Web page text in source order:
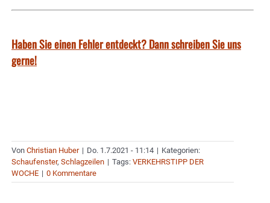
Haben Sie einen Fehler entdeckt? Dann schreiben Sie uns
gerne!
Von Christian Huber | Do. 1.7.2021 - 11:14 | Kategorien:
Schaufenster, Schlagzeilen | Tags: VERKEHRSTIPP DER
WOCHE | 0 Kommentare